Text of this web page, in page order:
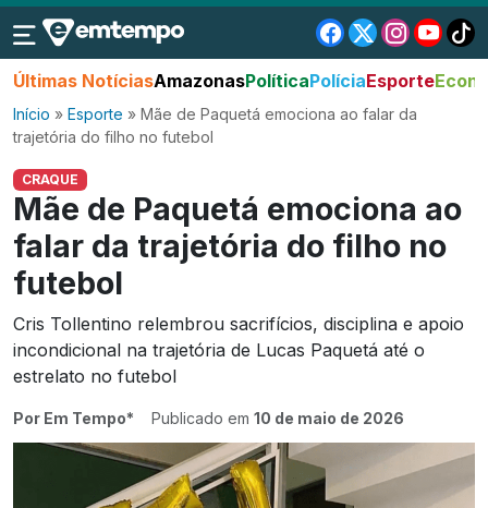
Últimas NotíciasAmazonasPolíticaPolíciaEsporte
Início » Esporte » Mãe de Paquetá emociona ao falar da
trajetória do filho no futebol
CRAQUE
Mãe de Paquetá emociona ao
falar da trajetória do filho no
futebol
Cris Tollentino relembrou sacrifícios, disciplina e apoio
incondicional na trajetória de Lucas Paquetá até o
estrelato no futebol
Por Em Tempo* Publicado em 10 de maio de 2026